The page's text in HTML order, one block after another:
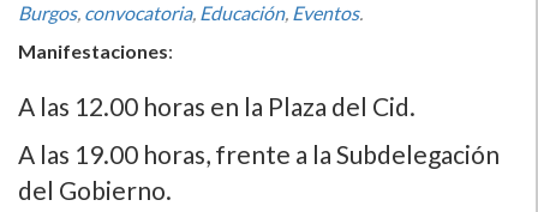
Burgos, convocatoria, Educación, Eventos.
Manifestaciones:
A las 12.00 horas en la Plaza del Cid.
A las 19.00 horas, frente a la Subdelegación
del Gobierno.